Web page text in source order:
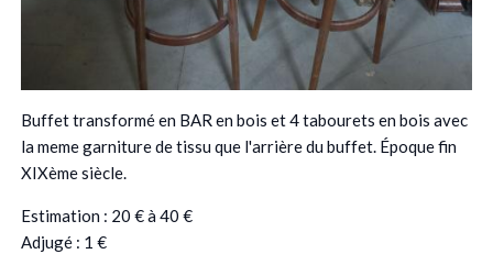
Buffet transformé en BAR en bois et 4 tabourets en bois avec
la meme garniture de tissu que l'arrière du buffet. Époque fin
XIXème siècle.
Estimation : 20 € à 40 €
Adjugé : 1 €